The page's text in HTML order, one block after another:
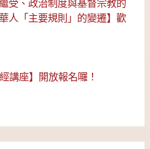
受、政治制度與基督宗教的
人「主要規則」的變遷】歡
講座】開放報名囉！